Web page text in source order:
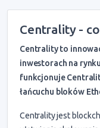
Centrality -
Centrality to
inwestorach na
funkcjonuje
łańcuchu bloków
Centrality jest